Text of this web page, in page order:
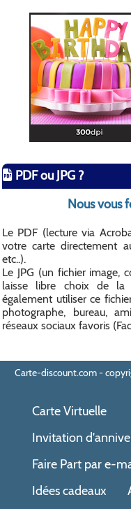
PDF ou JPG ?
Nous vous
Le PDF (lecture via
votre carte directement
etc..).
Le JPG (un fichier image,
laisse libre choix de la
également utiliser ce
photographe, bureau,
réseaux sociaux favoris
Carte-discount.com -
Carte Virtuelle
Invitation
Faire Part par e-
Idées cadeaux